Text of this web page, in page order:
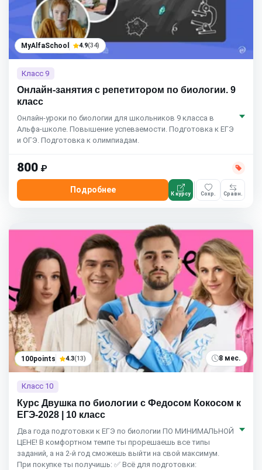
MyAlfaSchool 4.9(34)
Класс 9
Онлайн-занятия с репетитором по биологии. 9
класс
Онлайн-уроки по биологии для школьников 9 класса в
Альфа-школе. Повышение успеваемости. Подготовка к ЕГЭ
и ОГЭ. Подготовка к олимпиадам.
800 ₽
Подробнее К курсу Сохр. Сравн.
100points 4.3(13) 8 мес.
Класс 10
Курс Двушка по биологии с Федосом Кокосом к
ЕГЭ-2028 | 10 класс
Два года подготовки к ЕГЭ по биологии ПО МИНИМАЛЬНОЙ
ЦЕНЕ! В комфортном темпе ты прорешаешь все типы
заданий, а на 2-й год сможешь выйти на свой максимум.
При покупке ты получишь: ✅ Всё для подготовки: